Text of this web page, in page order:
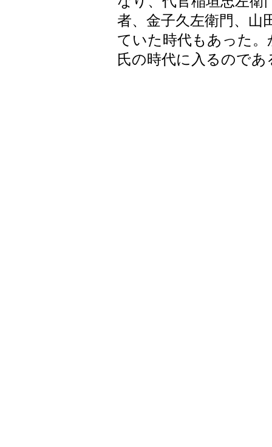
者、金子久左衛門、山
ていた時代もあった
氏の時代に入るのであ